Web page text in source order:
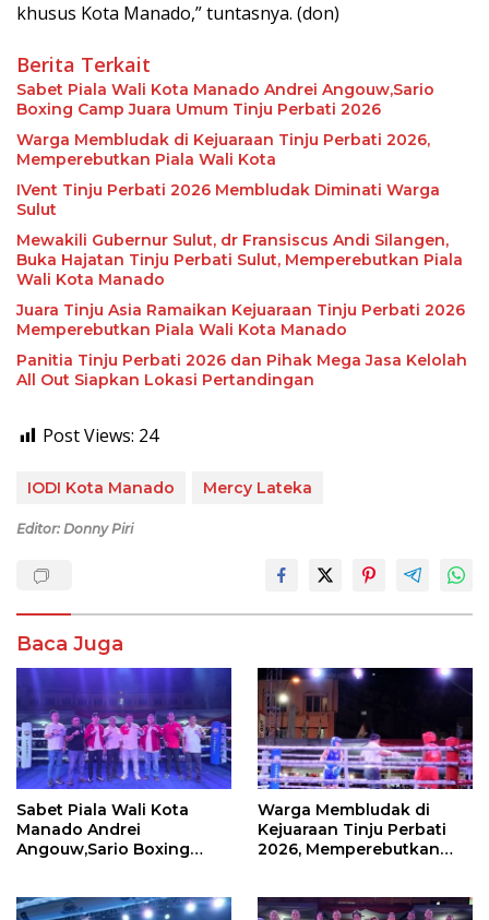
khusus Kota Manado,” tuntasnya. (don)
Berita Terkait
Sabet Piala Wali Kota Manado Andrei Angouw,Sario
Boxing Camp Juara Umum Tinju Perbati 2026
Warga Membludak di Kejuaraan Tinju Perbati 2026,
Memperebutkan Piala Wali Kota
IVent Tinju Perbati 2026 Membludak Diminati Warga
Sulut
Mewakili Gubernur Sulut, dr Fransiscus Andi Silangen,
Buka Hajatan Tinju Perbati Sulut, Memperebutkan Piala
Wali Kota Manado
Juara Tinju Asia Ramaikan Kejuaraan Tinju Perbati 2026
Memperebutkan Piala Wali Kota Manado
Panitia Tinju Perbati 2026 dan Pihak Mega Jasa Kelolah
All Out Siapkan Lokasi Pertandingan
Post Views: 24
IODI Kota Manado Mercy Lateka
Editor: Donny Piri
Baca Juga
Sabet Piala Wali Kota
Manado Andrei
Angouw,Sario Boxing
Warga Membludak di
Kejuaraan Tinju Perbati
2026, Memperebutkan